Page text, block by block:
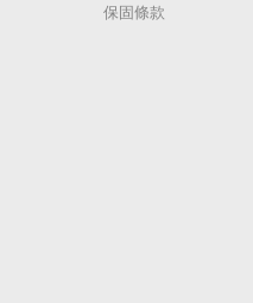
保固條款